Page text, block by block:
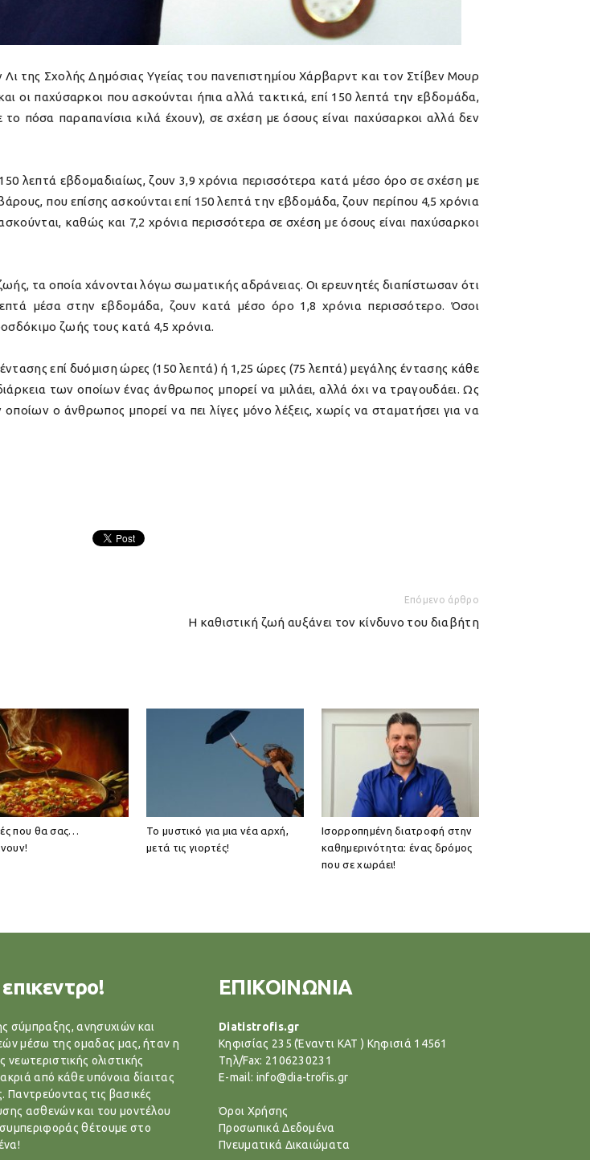
Λι της Σχολής Δημόσιας Υγείας του πανεπιστημίου Χάρβαρντ και τον Στίβεν Μουρ
οι παχύσαρκοι που ασκούνται ήπια αλλά τακτικά, επί 150 λεπτά την εβδομάδα,
πόσα παραπανίσια κιλά έχουν), σε σχέση με όσους είναι παχύσαρκοι αλλά δεν
λεπτά εβδομαδιαίως, ζουν 3,9 χρόνια περισσότερα κατά μέσο όρο σε σχέση με
που επίσης ασκούνται επί 150 λεπτά την εβδομάδα, ζουν περίπου 4,5 χρόνια
καθώς και 7,2 χρόνια περισσότερα σε σχέση με όσους είναι παχύσαρκοι
τα οποία χάνονται λόγω σωματικής αδράνειας. Οι ερευνητές διαπίστωσαν ότι
μέσα στην εβδομάδα, ζουν κατά μέσο όρο 1,8 χρόνια περισσότερο. Όσοι
ζωής τους κατά 4,5 χρόνια.
επί δυόμιση ώρες (150 λεπτά) ή 1,25 ώρες (75 λεπτά) μεγάλης έντασης κάθε
των οποίων ένας άνθρωπος μπορεί να μιλάει, αλλά όχι να τραγουδάει. Ως
ο άνθρωπος μπορεί να πει λίγες μόνο λέξεις, χωρίς να σταματήσει για να
Επόμενο άρθρο
Η καθιστική ζωή αυξάνει τον κίνδυνο του διαβήτη
που θα σας…
Το μυστικό για μια νέα αρχή,
μετά τις γιορτές!
Ισορροπημένη διατροφή στην
καθημερινότητα: ένας δρόμος
που σε χωράει!
σύμπραξης, ανησυχιών και
μέσω της ομαδας μας, ήταν η
νεωτεριστικής ολιστικής
από κάθε υπόνοια δίαιτας
Παντρεύοντας τις βασικές
ασθενών και του μοντέλου
θέτουμε στο
ΕΠΙΚΟΙΝΩΝΙΑ
Diatistrofis.gr
Κηφισίας 235 (Έναντι ΚΑΤ ) Κηφισιά 14561
Tηλ/Fax: 2106230231
E-mail: info@dia-trofis.gr
Όροι Χρήσης
Προσωπικά Δεδομένα
Πνευματικά Δικαιώματα